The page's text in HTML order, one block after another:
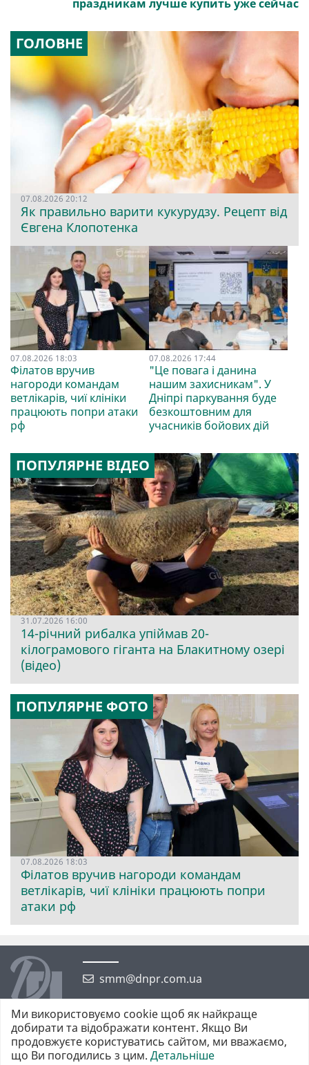
праздникам лучше купить уже сейчас
ГОЛОВНЕ
07.08.2026 20:12
Як правильно варити кукурудзу. Рецепт від
Євгена Клопотенка
07.08.2026 18:03
Філатов вручив
нагороди командам
ветлікарів, чиї клініки
працюють попри атаки
рф
07.08.2026 17:44
"Це повага і данина
нашим захисникам". У
Дніпрі паркування буде
безкоштовним для
учасників бойових дій
ПОПУЛЯРНЕ ВІДЕО
31.07.2026 16:00
14-річний рибалка упіймав 20-
кілограмового гіганта на Блакитному озері
(відео)
ПОПУЛЯРНЕ ФОТО
07.08.2026 18:03
Філатов вручив нагороди командам
ветлікарів, чиї клініки працюють попри
атаки рф
smm@dnpr.com.ua
©2026 https://dnpr.com.ua Дніпровська порадниця
Ми використовуємо cookie щоб як найкраще
добирати та відображати контент. Якщо Ви
продовжуєте користуватись сайтом, ми вважаємо,
що Ви погодились з цим. Детальніше